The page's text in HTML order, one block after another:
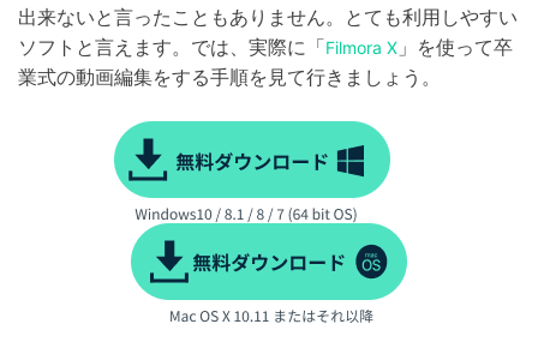
出来ないと言ったこともありません。とても利用しやすい
ソフトと言えます。では、実際に「Filmora X 」を使って卒
業式の動画編集をする手順を見て行きましょう。